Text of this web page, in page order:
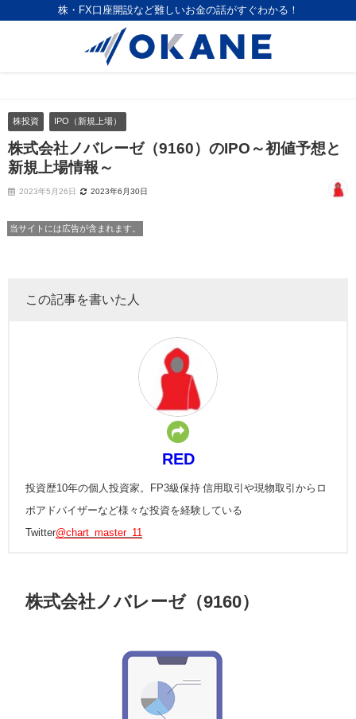
株・FX口座開設など難しいお金の話がすぐわかる！
株投資 IPO（新規上場）
株式会社ノバレーゼ（9160）のIPO～初値予想と
新規上場情報～
2023年5月26日 2023年6月30日
当サイトには広告が含まれます。
この記事を書いた人
RED
投資歴10年の個人投資家。FP3級保持 信用取引や現物取引からロ
ボアドバイザーなど様々な投資を経験している
Twitter@chart_master_11
株式会社ノバレーゼ（9160）